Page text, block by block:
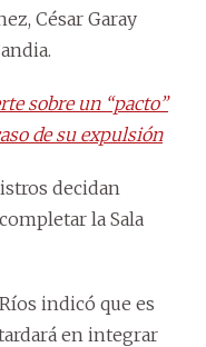
César Garay
sobre un “pacto”
de su expulsión
decidan
la Sala
indicó que es
en integrar